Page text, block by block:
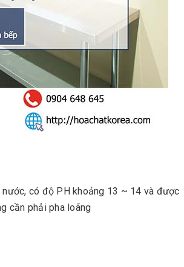
nước, có độ PH khoảng 13 ~ 14 và được
cần phải pha loãng